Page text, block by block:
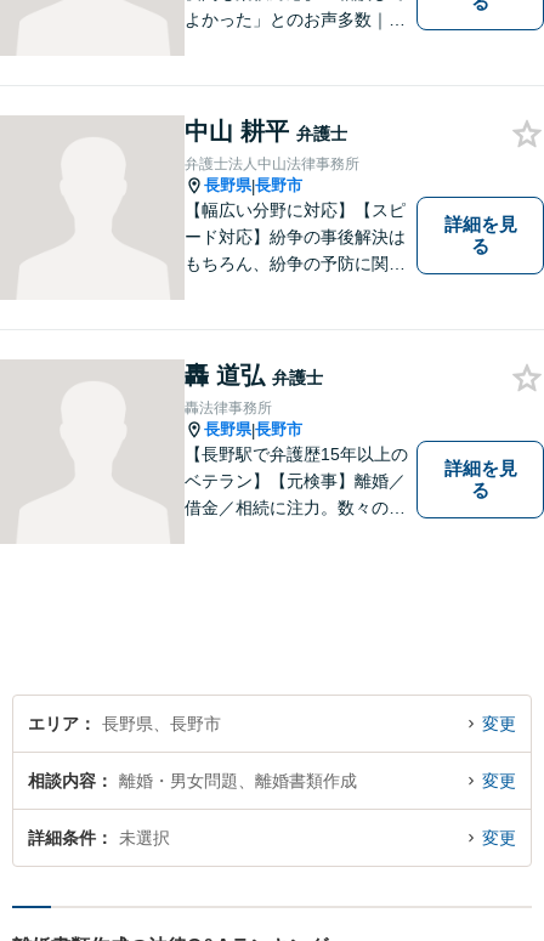
よかった」とのお声多数｜交
どんな小さなお悩みでも、ま
ずはお気軽にご相談くださ
い。【完全個室で相談】
中山 耕平 弁護士
弁護士法人中山法律事務所
長野県|長野市
【幅広い分野に対応】【スピ
ード対応】紛争の事後解決は
もちろん、紛争の予防に関す
する癖をつけることを勧めて
おります。早期相談が早期解
決に繋がりますのでお気軽に
ご相談ください。
詳細を見
る
轟 道弘 弁護士
轟法律事務所
長野県|長野市
【長野駅で弁護歴15年以上の
ベテラン】【元検事】離婚／
借金／相続に注力。数々の実
詳細を見
る
エリア 長野県、長野市 変更
相談内容 離婚・男女問題、離婚書類作成 変更
詳細条件 未選択 変更